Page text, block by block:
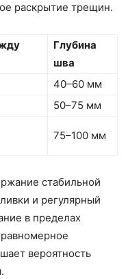
раскрытие трещин.
Глубина
шва
40–60 мм
50–75 мм
75–100 мм
стабильной
и регулярный
в пределах
вероятность